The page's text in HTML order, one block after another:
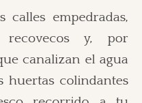
calles empedradas,
recovecos y, por
canalizan el agua
huertas colindantes